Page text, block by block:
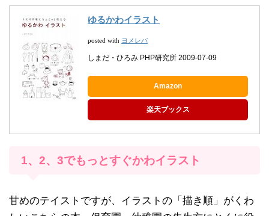
ゆるかわイラスト
posted with ヨメレバ
しまだ・ひろみ PHP研究所 2009-07-09
Amazon
楽天ブックス
1、2、3でもっとすぐかわイラスト
甘めのテイストですが、イラストの「描き順」がくわ